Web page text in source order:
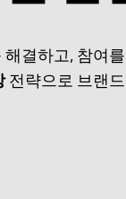
결하고, 참여
전략으로 브랜